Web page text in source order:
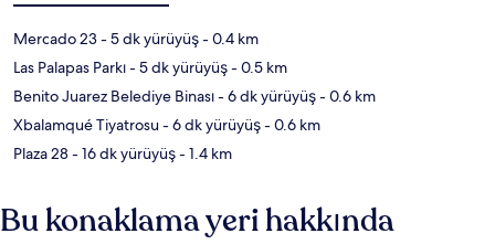
Mercado 23- 5 dk yürüyüş- 0.4 km
Las Palapas Parkı- 5 dk yürüyüş- 0.5 km
Benito Juarez Belediye Binası- 6 dk yürüyüş- 0.6 km
Xbalamqué Tiyatrosu- 6 dk yürüyüş- 0.6 km
Plaza 28- 16 dk yürüyüş- 1.4 km
Bu konaklama yeri hakkında